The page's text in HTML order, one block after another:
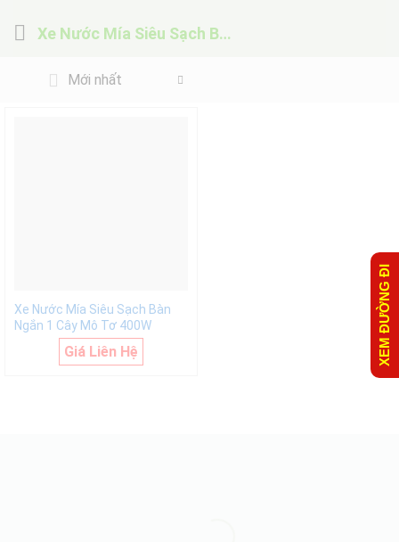
Xe Nước Mía Siêu Sạch Bàn Ngắn 1 Cây Mô Tơ 400W
Mới nhất
Xe Nước Mía Siêu Sạch Bàn
Ngắn 1 Cây Mô Tơ 400W
Giá Liên Hệ XEM ĐƯỜNG ĐI